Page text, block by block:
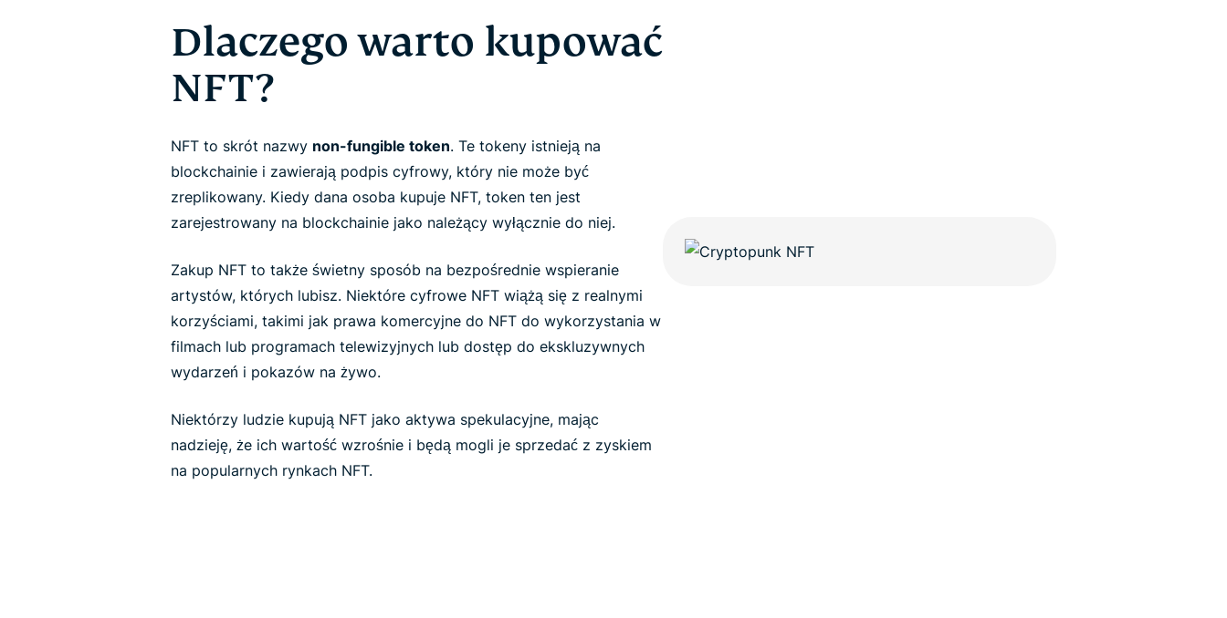
Dlaczego warto kupować
NFT?
NFT to skrót nazwy non-fungible token. Te tokeny istnieją na
blockchainie i zawierają podpis cyfrowy, który nie może być
zreplikowany. Kiedy dana osoba kupuje NFT, token ten jest
zarejestrowany na blockchainie jako należący wyłącznie do niej.
Zakup NFT to także świetny sposób na bezpośrednie wspieranie
artystów, których lubisz. Niektóre cyfrowe NFT wiążą się z realnymi
korzyściami, takimi jak prawa komercyjne do NFT do wykorzystania w
filmach lub programach telewizyjnych lub dostęp do ekskluzywnych
wydarzeń i pokazów na żywo.
Niektórzy ludzie kupują NFT jako aktywa spekulacyjne, mając
nadzieję, że ich wartość wzrośnie i będą mogli je sprzedać z zyskiem
na popularnych rynkach NFT.